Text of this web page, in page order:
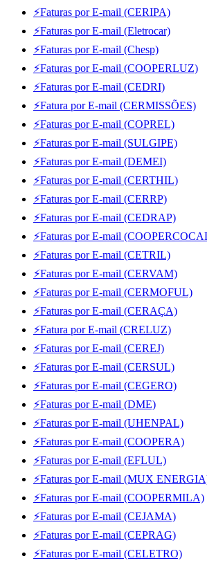
⚡Faturas por E-mail (CERIPA)
⚡Faturas por E-mail (Eletrocar)
⚡Faturas por E-mail (Chesp)
⚡Faturas por E-mail (COOPERLUZ)
⚡Faturas por E-mail (CEDRI)
⚡Fatura por E-mail (CERMISSÕES)
⚡Faturas por E-mail (COPREL)
⚡Faturas por E-mail (SULGIPE)
⚡Faturas por E-mail (DEMEI)
⚡Faturas por E-mail (CERTHIL)
⚡Faturas por E-mail (CERRP)
⚡Faturas por E-mail (CEDRAP)
⚡Faturas por E-mail
⚡Faturas por E-mail (CETRIL)
⚡Faturas por E-mail (CERVAM)
⚡Faturas por E-mail (CERMOFUL)
⚡Faturas por E-mail (CERAÇA)
⚡Fatura por E-mail (CRELUZ)
⚡Faturas por E-mail (CEREJ)
⚡Faturas por E-mail (CERSUL)
⚡Faturas por E-mail (CEGERO)
⚡Faturas por E-mail (DME)
⚡Faturas por E-mail (UHENPAL)
⚡Faturas por E-mail (COOPERA)
⚡Faturas por E-mail (EFLUL)
⚡Faturas por E-mail (MUX
⚡Faturas por E-mail (COOPERMILA)
⚡Faturas por E-mail (CEJAMA)
⚡Faturas por E-mail (CEPRAG)
⚡Faturas por E-mail (CELETRO)